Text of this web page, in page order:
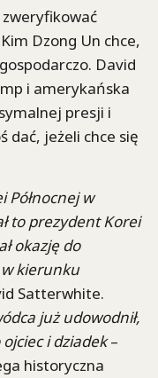
zweryfikować
Dzong Un chce,
David
i amerykańska
presji i
dać, jeżeli chce się
Północnej w
to prezydent Korei
okazję do
kierunku
Satterwhite.
już udowodnił,
i dziadek–
historyczna